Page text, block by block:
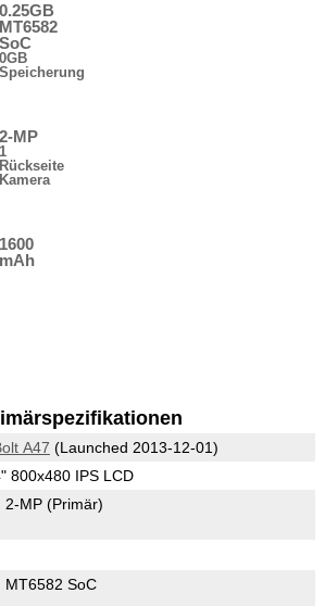
0.25GB
MT6582
SoC
0GB
Speicherung
2-MP
1
Rückseite
Kamera
1600
mAh
A47 (Launched 2013-12-01)
800x480 IPS LCD
2-MP (Primär)
MT6582 SoC